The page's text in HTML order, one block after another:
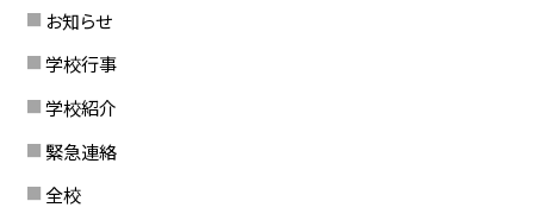
お知らせ
学校行事
学校紹介
緊急連絡
全校